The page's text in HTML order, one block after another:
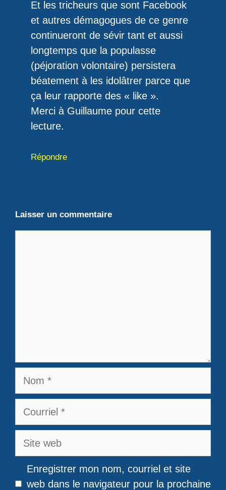
Et les tricheurs que sont Facebook
et autres démagogues de ce genre
continueront de sévir tant et aussi
longtemps que la populasse
(péjoration volontaire) persistera
béatement à les idolâtrer parce que
ça leur rapporte des « like ».
Merci à Guillaume pour cette
lecture.
Répondre
Laisser un commentaire
Nom
Courriel
Site
Enregistrer mon nom, courriel et site
web dans le navigateur pour la prochaine